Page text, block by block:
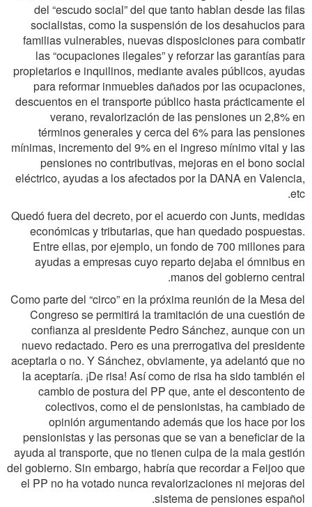
del “escudo social” del que tanto hablan desde las filas
socialistas, como la suspensión de los desahucios para
familias vulnerables, nuevas disposiciones para combatir
las “ocupaciones ilegales” y reforzar las garantías para
propietarios e inquilinos, mediante avales públicos, ayudas
para reformar inmuebles dañados por las ocupaciones,
descuentos en el transporte público hasta prácticamente el
verano, revalorización de las pensiones un 2,8% en
términos generales y cerca del 6% para las pensiones
mínimas, incremento del 9% en el ingreso mínimo vital y las
pensiones no contributivas, mejoras en el bono social
eléctrico, ayudas a los afectados por la DANA en Valencia,
etc.
Quedó fuera del decreto, por el acuerdo con Junts, medidas
económicas y tributarias, que han quedado pospuestas.
Entre ellas, por ejemplo, un fondo de 700 millones para
ayudas a empresas cuyo reparto dejaba el ómnibus en
manos del gobierno central.
Como parte del “circo” en la próxima reunión de la Mesa del
Congreso se permitirá la tramitación de una cuestión de
confianza al presidente Pedro Sánchez, aunque con un
nuevo redactado. Pero es una prerrogativa del presidente
aceptarla o no. Y Sánchez, obviamente, ya adelantó que no
la aceptaría. ¡De risa! Así como de risa ha sido también el
cambio de postura del PP que, ante el descontento de
colectivos, como el de pensionistas, ha cambiado de
opinión argumentando además que los hace por los
pensionistas y las personas que se van a beneficiar de la
ayuda al transporte, que no tienen culpa de la mala gestión
del gobierno. Sin embargo, habría que recordar a Feijoo que
el PP no ha votado nunca revalorizaciones ni mejoras del
sistema de pensiones español.